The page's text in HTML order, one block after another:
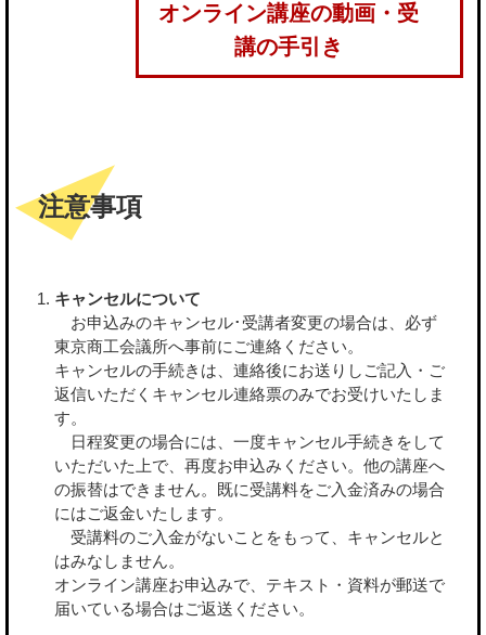
オンライン講座の動画・受
講の手引き
注意事項
キャンセルについて
お申込みのキャンセル･受講者変更の場合は、必ず
東京商工会議所へ事前にご連絡ください。
キャンセルの手続きは、連絡後にお送りしご記入・ご
返信いただくキャンセル連絡票のみでお受けいたしま
す。
日程変更の場合には、一度キャンセル手続きをして
いただいた上で、再度お申込みください。他の講座へ
の振替はできません。既に受講料をご入金済みの場合
にはご返金いたします。
受講料のご入金がないことをもって、キャンセルと
はみなしません。
オンライン講座お申込みで、テキスト・資料が郵送で
届いている場合はご返送ください。